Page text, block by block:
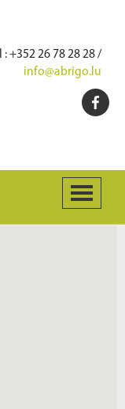
: +352 26 78 28 28 /
info@abrigo.lu